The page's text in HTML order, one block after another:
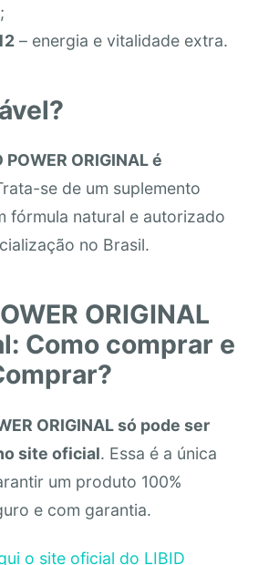
– energia e vitalidade extra.
POWER ORIGINAL é
se de um suplemento
fórmula natural e autorizado
no Brasil.
ORIGINAL
Como comprar e
ORIGINAL só pode ser
site oficial. Essa é a única
um produto 100%
e com garantia.
o site oficial do LIBID